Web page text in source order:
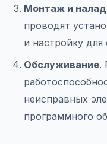
Монтаж и
проводят
и настройку
Обслуживание.
неисправных
программного